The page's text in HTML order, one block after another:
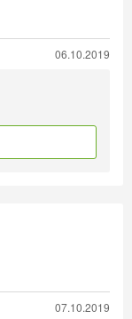
06.10.2019
07.10.2019